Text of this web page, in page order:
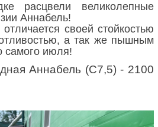
расцвели великолепные
Аннабель!
своей стойкостью
а так же пышным
самого июля!
Аннабель (C7,5) - 2100